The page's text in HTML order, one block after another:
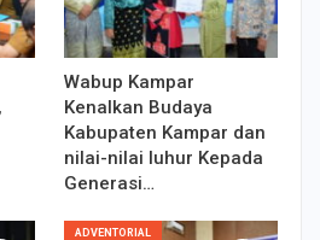
Wabup Kampar
Kenalkan Budaya
Kabupaten Kampar dan
nilai-nilai luhur Kepada
Generasi…
ADVENTORIAL